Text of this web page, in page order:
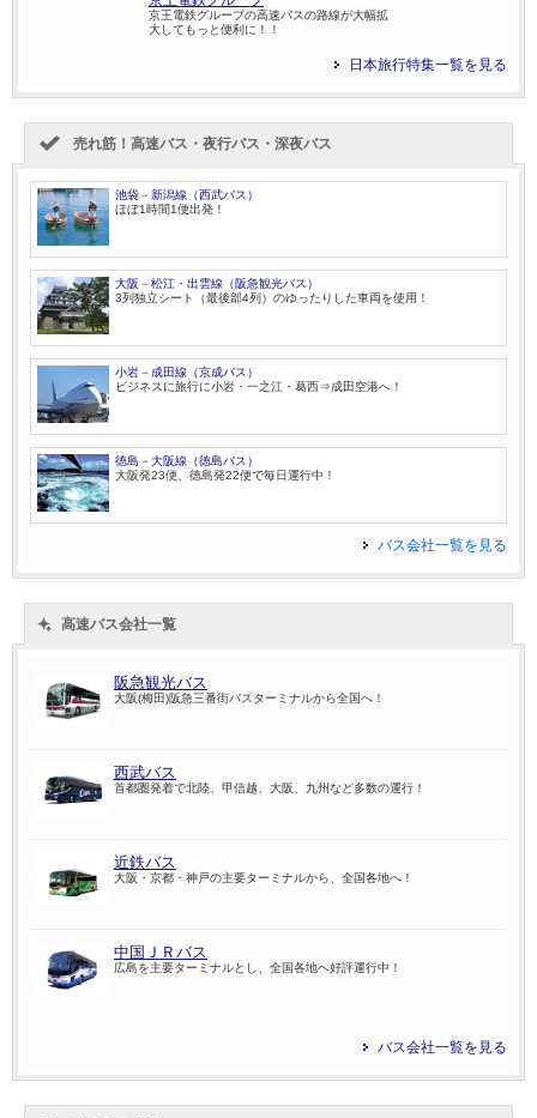
京王電鉄グループの高速バスの路線が大幅拡
大してもっと便利に！！
日本旅行特集一覧を見る
売れ筋！高速バス・夜行バス・深夜バス
池袋－新潟線（西武バス）
ほぼ1時間1便出発！
大阪－松江・出雲線（阪急観光バス）
3列独立シート（最後部4列）のゆったりした車両を使用！
小岩－成田線（京成バス）
ビジネスに旅行に小岩・一之江・葛西⇒成田空港へ！
徳島－大阪線（徳島バス）
大阪発23便、徳島発22便で毎日運行中！
バス会社一覧を見る
高速バス会社一覧
阪急観光バス
大阪(梅田)阪急三番街バスターミナルから全国へ！
西武バス
首都圏発着で北陸、甲信越、大阪、九州など多数の運行！
近鉄バス
大阪・京都・神戸の主要ターミナルから、全国各地へ！
中国ＪＲバス
広島を主要ターミナルとし、全国各地へ好評運行中！
バス会社一覧を見る